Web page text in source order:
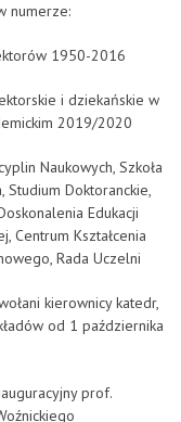
numerze:
1950-2016
i dziekańskie w
2019/2020
Naukowych, Szkoła
Studium Doktoranckie,
Edukacji
Centrum Kształcenia
Rada Uczelni
kierownicy katedr,
od 1 października
prof.